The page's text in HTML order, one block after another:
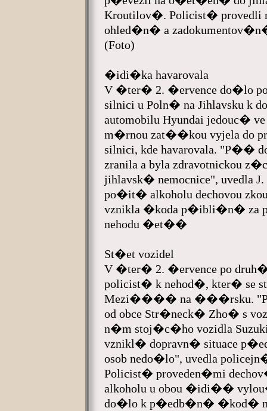
Kroutilov�. Policist�
ohled�n� a
(Foto)
�idi�ka havarovala
V �ter� 2. �ervence do�lo
silnici u Poln� na Jihlavsku k
automobilu Hyundai
m�rnou zat��kou vyjela do
silnici, kde havarovala. "P��
zranila a byla zdravotnickou
jihlavsk� nemocnice",
po�it� alkoholu dechovou
vznikla �koda p�ibli�n� za
nehodu �et��
St�et vozidel
V �ter� 2. �ervence po
policist� k nehod�, kter� se
Mezi���� na ���rsku.
od obce Str�neck� Zho� s
n�m stoj�c�ho vozidla
vznikl� dopravn� situace
osob nedo�lo", uvedla
Policist� proveden�mi
alkoholu u obou �idi��
do�lo k p�edb�n� �kod� na